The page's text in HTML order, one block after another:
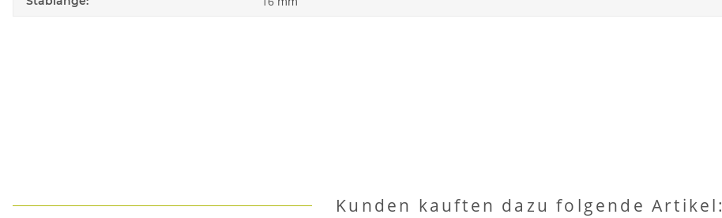
Kunden kauften dazu folgende Artikel: